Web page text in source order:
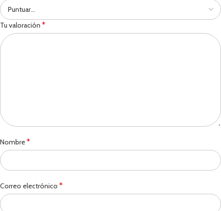
Tu valoración *
Nombre*
Correo electrónico *